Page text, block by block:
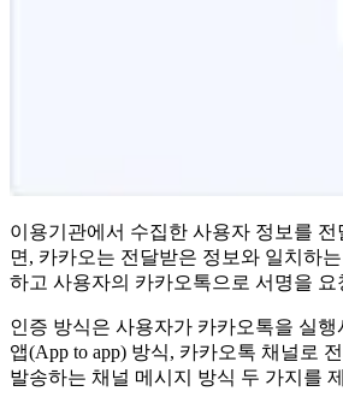
이용기관에서 수집한 사용자 정보를
면, 카카오는 전달받은 정보와 일치하
하고 사용자의 카카오톡으로 서명을 요
인증 방식은 사용자가 카카오톡을 실
앱(App to app) 방식, 카카오톡 채널로
발송하는 채널 메시지 방식 두 가지를